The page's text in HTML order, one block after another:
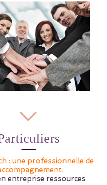
: une professionnelle de
entreprise ressources